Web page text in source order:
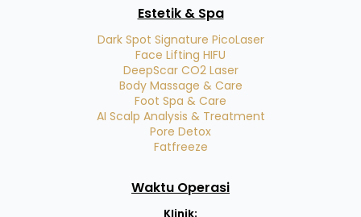
Estetik & Spa
Dark Spot Signature PicoLaser
Face Lifting HIFU
DeepScar CO2 Laser
Body Massage & Care
Foot Spa & Care
AI Scalp Analysis & Treatment
Pore Detox
Fatfreeze
Waktu Operasi
Klinik: